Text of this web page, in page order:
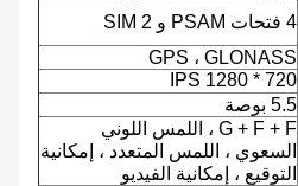
4 فتحات PSAM و 2 SIM
GPS ، GLONASS
720 * 1280 IPS
5.5 بوصة
G + F + F ، اللمس اللوني
السعوي ، اللمس المتعدد ، إمكانية
التوقيع ، إمكانية الفيديو